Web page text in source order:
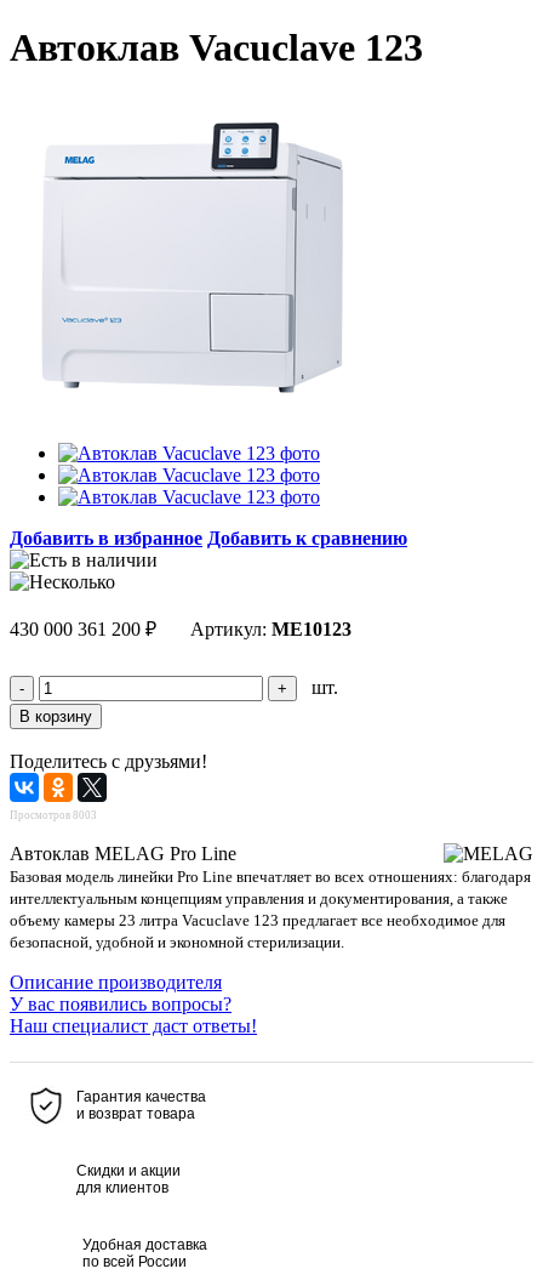
Автоклав Vacuclave 123
Добавить в избранное Добавить к сравнению
430 000 361 200 ₽ Артикул: ME10123
шт.
Поделитесь с друзьями!
Просмотров 8003
Автоклав MELAG Pro Line
Базовая модель линейки Pro Line впечатляет во всех отношениях: благодаря
интеллектуальным концепциям управления и документирования, а также
объему камеры 23 литра Vacuclave 123 предлагает все необходимое для
безопасной, удобной и экономной стерилизации.
Описание производителя
У вас появились вопросы?
Наш специалист даст ответы!
Гарантия качества
и возврат товара
Скидки и акции
для клиентов
Удобная доставка
по всей России